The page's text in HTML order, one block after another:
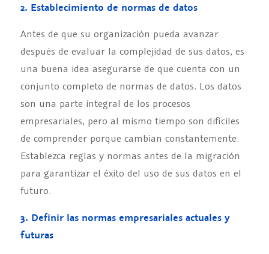
2. Establecimiento de normas de datos
Antes de que su organización pueda avanzar
después de evaluar la complejidad de sus datos, es
una buena idea asegurarse de que cuenta con un
conjunto completo de normas de datos. Los datos
son una parte integral de los procesos
empresariales, pero al mismo tiempo son difíciles
de comprender porque cambian constantemente.
Establezca reglas y normas antes de la migración
para garantizar el éxito del uso de sus datos en el
futuro.
3. Definir las normas empresariales actuales y
futuras